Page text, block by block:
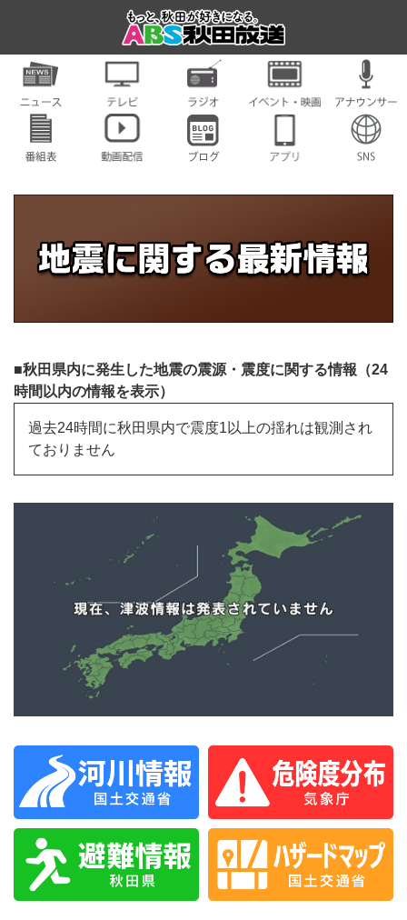
■秋田県内に発生した地震の震源・震度に関する情報（24
時間以内の情報を表示）
過去24時間に秋田県内で震度1以上の揺れは観測され
ておりません